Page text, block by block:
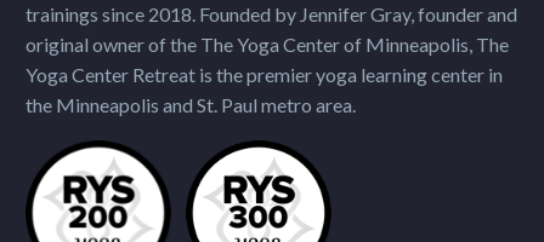
trainings since 2018. Founded by Jennifer Gray, founder and
original owner of the The Yoga Center of Minneapolis, The
Yoga Center Retreat is the premier yoga learning center in
the Minneapolis and St. Paul metro area.